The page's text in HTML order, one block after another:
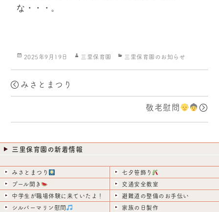
な・・・。
投
2025年9月19日
作
三里保育園
カ
三里保育園のお知らせ
みさとまつり
敬老慰問
三里保育園の新着情報
みさとまつり
七夕笹飾り
プール開き
交通安全教室
中学生が職場体験に来ていたよ！
避難道の整備のお手伝い
シルバーマリン慰問
家族の日製作